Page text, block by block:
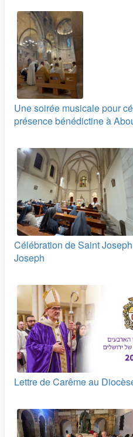
Une soirée musicale pour
présence bénédictine à
Célébration de Saint
Joseph
Lettre de Carême au